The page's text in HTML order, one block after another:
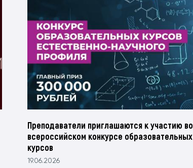
Преподаватели приглашаются к участию во
всероссийском конкурсе образовательных
курсов
19.06.2026